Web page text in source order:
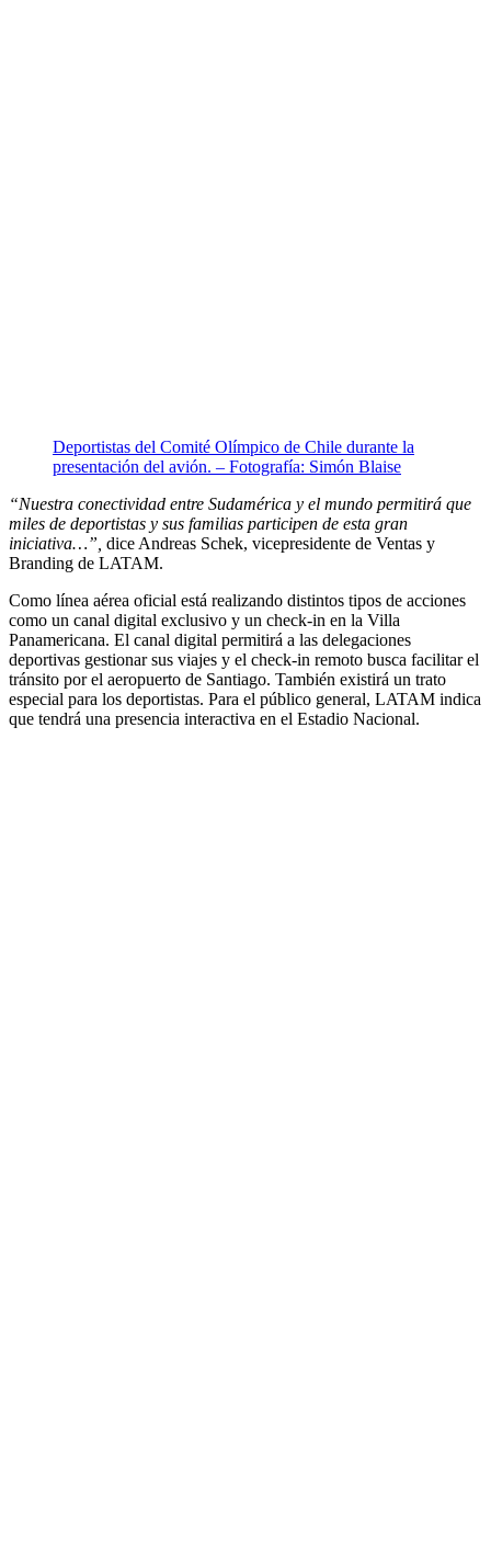
Deportistas del Comité Olímpico de Chile durante la
presentación del avión. – Fotografía: Simón Blaise
“Nuestra conectividad entre Sudamérica y el mundo permitirá que
miles de deportistas y sus familias participen de esta gran
iniciativa…”, dice Andreas Schek, vicepresidente de Ventas y
Branding de LATAM.
Como línea aérea oficial está realizando distintos tipos de acciones
como un canal digital exclusivo y un check-in en la Villa
Panamericana. El canal digital permitirá a las delegaciones
deportivas gestionar sus viajes y el check-in remoto busca facilitar el
tránsito por el aeropuerto de Santiago. También existirá un trato
especial para los deportistas. Para el público general, LATAM indica
que tendrá una presencia interactiva en el Estadio Nacional.